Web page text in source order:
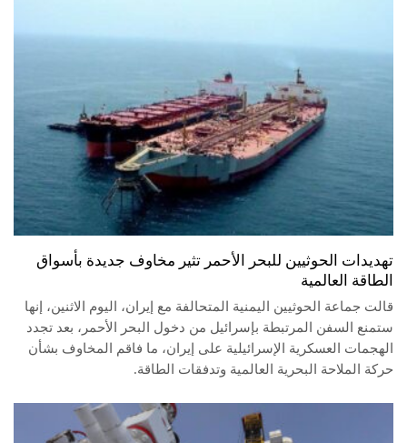
تهديدات الحوثيين للبحر الأحمر تثير مخاوف جديدة بأسواق
الطاقة العالمية
قالت جماعة الحوثيين اليمنية المتحالفة مع إيران، اليوم الاثنين، إنها
ستمنع السفن المرتبطة بإسرائيل من دخول البحر الأحمر، بعد تجدد
الهجمات العسكرية الإسرائيلية على إيران، ما فاقم المخاوف بشأن
حركة الملاحة البحرية العالمية وتدفقات الطاقة.